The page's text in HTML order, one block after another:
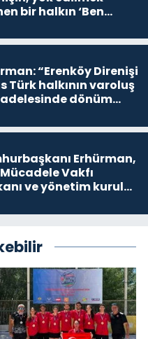
bir halkın ‘Ben
edeceğim’ dediği
“Erenköy Direnişi
Türk halkının varoluş
dönüm
Erhürman,
Vakfı
ve yönetim kurulu